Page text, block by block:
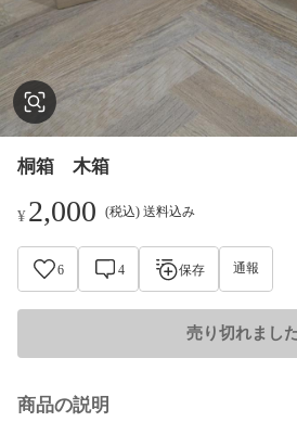
桐箱 木箱
¥2,000 (税込) 送料込み
6 4 保存 通報
売り切れまし
商品の説明